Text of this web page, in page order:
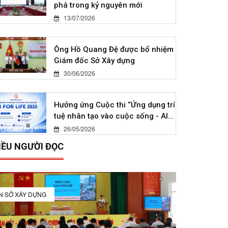
phá trong kỷ nguyên mới
13/07/2026
Ông Hồ Quang Đệ được bổ nhiệm
Giám đốc Sở Xây dựng
30/06/2026
Hưởng ứng Cuộc thi “Ứng dụng trí
tuệ nhân tạo vào cuộc sống - AI...
26/05/2026
NGƯỜI ĐỌC
SỞ XÂY DỰNG